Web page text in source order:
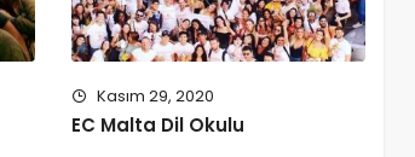
Kasım 29, 2020
EC Malta Dil Okulu